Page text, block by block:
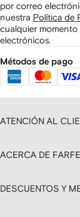
por correo
nuestra Política de
cualquier
electrónicos.
Métodos de pago
ATENCIÓN AL
ACERCA DE
DESCUENTOS Y